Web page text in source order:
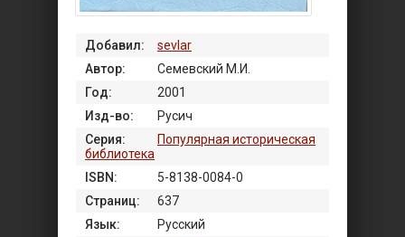
Добавил:
sevlar
Автор:
Семевский М.И.
Год:
2001
Изд-во:
Русич
Серия:
Популярная историческая
библиотека
ISBN:
5-8138-0084-0
Страниц:
637
Язык:
Русский